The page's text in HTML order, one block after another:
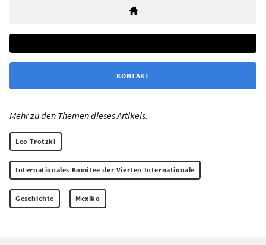
KONTAKT
Mehr zu den Themen dieses Artikels:
Leo Trotzki
Internationales Komitee der Vierten Internationale
Geschichte Mexiko